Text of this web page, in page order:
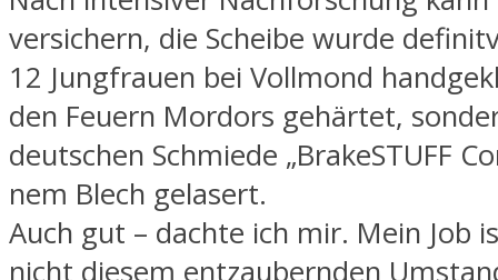
versichern, die Scheibe wurde
12 Jungfrauen bei Vollmond
den Feuern Mordors gehärtet,
deutschen Schmiede „BrakeSTUFF
nem Blech gelasert.
Auch gut – dachte ich mir. Mein Job
nicht diesem entzaubernden